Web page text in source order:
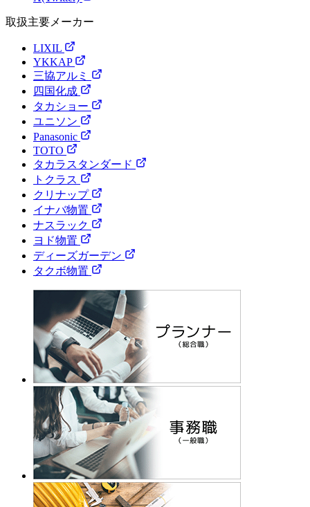
取扱主要メーカー
LIXIL
YKKAP
三協アルミ
四国化成
タカショー
ユニソン
Panasonic
TOTO
タカラスタンダード
トクラス
クリナップ
イナバ物置
ナスラック
ヨド物置
ディーズガーデン
タクボ物置